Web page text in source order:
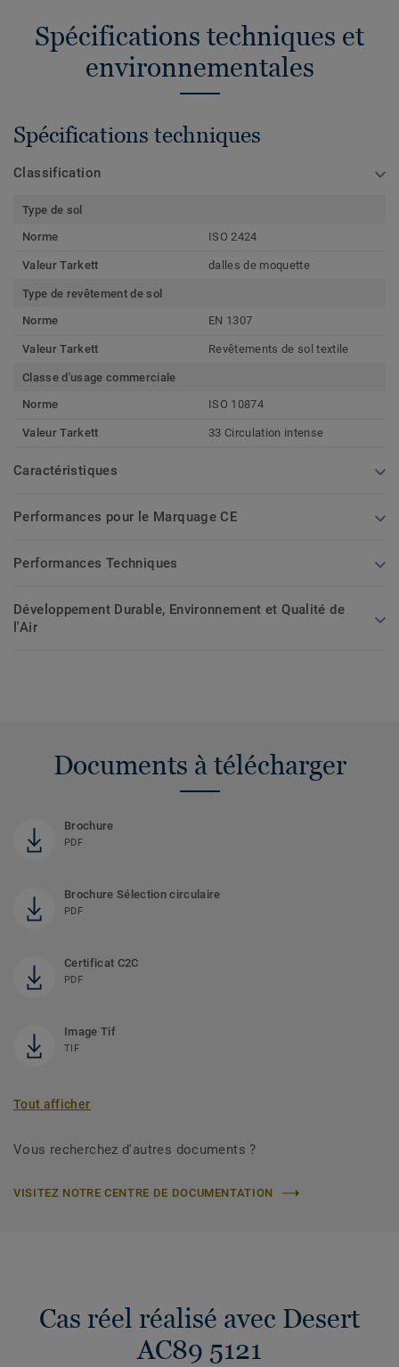
Spécifications techniques et
environnementales
Spécifications techniques
Classification
Type de sol
Norme
ISO 2424
Valeur Tarkett dalles de moquette
Type de revêtement de sol
Norme
EN 1307
Valeur Tarkett Revêtements de sol textile
Classe d'usage commerciale
Norme
ISO 10874
Valeur Tarkett 33 Circulation intense
Caractéristiques
Performances pour le Marquage CE
Performances Techniques
Développement Durable, Environnement et Qualité de
l'Air
Documents à télécharger
Brochure
PDF
Brochure Sélection circulaire
PDF
Certificat C2C
PDF
Image Tif
TIF
Tout afficher
Vous recherchez d'autres documents ?
VISITEZ NOTRE CENTRE DE DOCUMENTATION
Cas réel réalisé avec Desert
AC89 5121